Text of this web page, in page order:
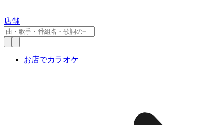
店舗
お店でカラオケ